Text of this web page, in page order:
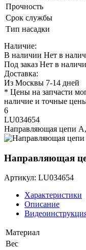
Прочность
Срок службы
Тип насадки
Наличие:
В наличии Нет в
Под заказ Нет в
Доставка:
Из Москвы 7-14 дней
* Цены на запчасти
наличие и точные
6
LU034654
Направляющая цепи A,
Направляющая
Артикул: LU034654
Характеристики
Описание
Материал
Вес